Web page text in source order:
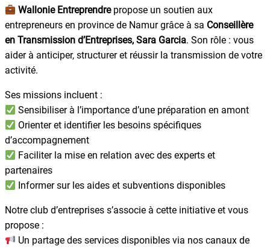
Wallonie Entreprendrepropose un soutien aux
entrepreneurs en province de Namur grâce à sa Conseillère
en Transmission d’Entreprises, Sara Garcia. Son rôle : vous
aider à anticiper, structurer et réussir la transmission de votre
activité.
Ses missions incluent :
Sensibiliser à l’importance d’une préparation en amont
Orienter et identifier les besoins spécifiques
d’accompagnement
Faciliter la mise en relation avec des experts et
partenaires
Informer sur les aides et subventions disponibles
Notre club d’entreprises s’associe à cette initiative et vous
propose :
Un partage des services disponibles via nos canaux de